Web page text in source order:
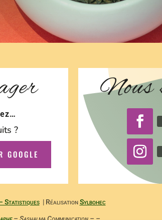
?
GOOGLE
Nous
Statistiques| RéalisationSylbohec